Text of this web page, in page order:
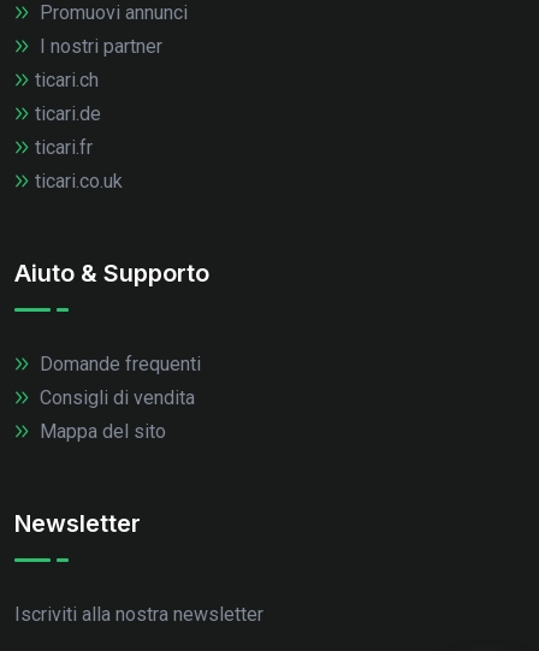
Promuovi annunci
I nostri partner
ticari.ch
ticari.de
ticari.fr
ticari.co.uk
Aiuto & Supporto
Domande frequenti
Consigli di vendita
Mappa del sito
Newsletter
Iscriviti alla nostra newsletter